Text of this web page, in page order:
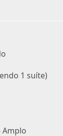
1 suíte)
Amplo